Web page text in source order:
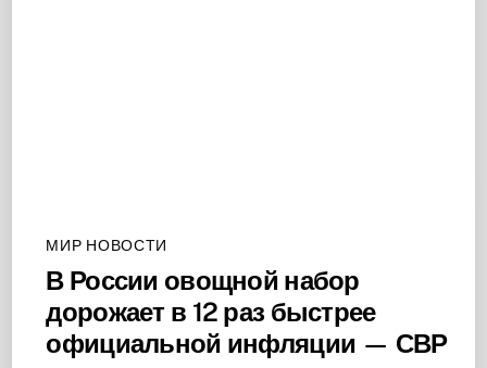
МИР НОВОСТИ
В России овощной набор
дорожает в 12 раз быстрее
официальной инфляции — СВР